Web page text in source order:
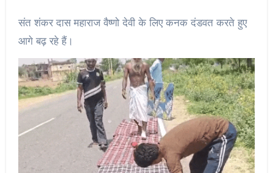
संत शंकर दास महाराज वैष्णो देवी के लिए कनक दंडवत करते हुए
आगे बढ़ रहे हैं।